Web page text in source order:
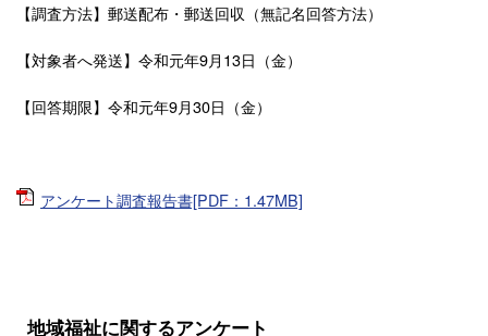
【調査方法】郵送配布・郵送回収（無記名回答方法）
【対象者へ発送】令和元年9月13日（金）
【回答期限】令和元年9月30日（金）
アンケート調査報告書[PDF：1.47MB]
地域福祉に関するアンケート